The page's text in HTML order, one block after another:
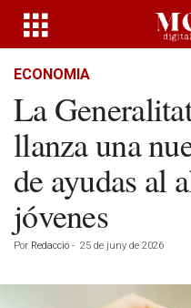
ECONOMIA
La
llanza una
de ayudas al
jóvenes
Por Redacció - 25 de juny de 2026